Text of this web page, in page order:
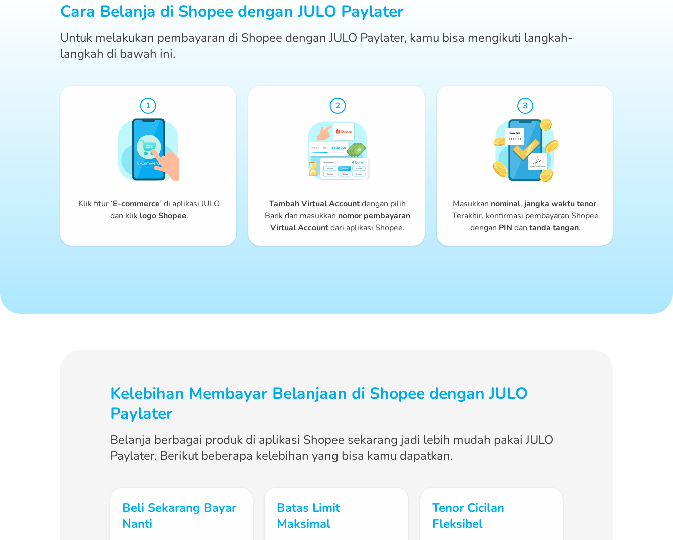
Cara Belanja di Shopee dengan JULO Paylater
Untuk melakukan pembayaran di Shopee dengan JULO Paylater, kamu bisa mengikuti langkah-
langkah di bawah ini.
Klik fitur ‘E-commerce’ di aplikasi JULO
dan klik logo Shopee.
Tambah Virtual Accountdengan pilih
Bank dan masukkan nomor pembayaran
Virtual Accountdari aplikasi Shopee.
Masukkan nominal, jangka waktu tenor.
Terakhir, konfirmasi pembayaran Shopee
dengan PIN dan tanda tangan.
Kelebihan Membayar Belanjaan di Shopee dengan JULO
Paylater
Belanja berbagai produk di aplikasi Shopee sekarang jadi lebih mudah pakai JULO
Paylater. Berikut beberapa kelebihan yang bisa kamu dapatkan.
Beli Sekarang Bayar
Nanti
Batas Limit
Maksimal
Tenor Cicilan
Fleksibel